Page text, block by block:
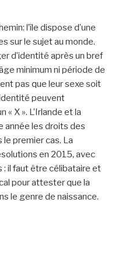
l’île dispose d’une
sur le sujet au monde.
d’identité après un bref
minimum ni période de
pas que leur sexe soit
peuvent
X ». L’Irlande et la
année les droits des
le premier cas. La
en 2015, avec
il faut être célibataire et
pour attester que la
le genre de naissance.